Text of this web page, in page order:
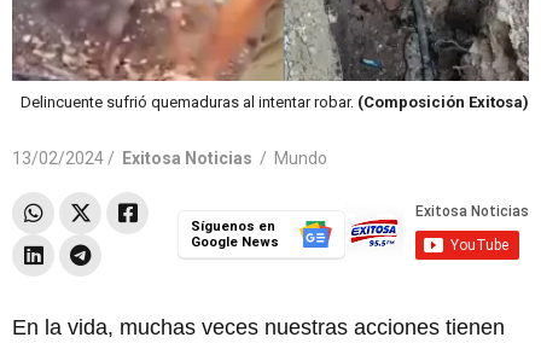
Delincuente sufrió quemaduras al intentar robar. (Composición Exitosa)
13/02/2024 / Exitosa Noticias / Mundo
Síguenos en
Google News
En la vida, muchas veces nuestras acciones tienen